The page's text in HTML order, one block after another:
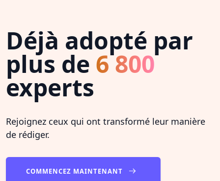
Déjà adopté par
plus de 6 800
experts
Rejoignez ceux qui ont transformé leur manière
de rédiger.
COMMENCEZ MAINTENANT